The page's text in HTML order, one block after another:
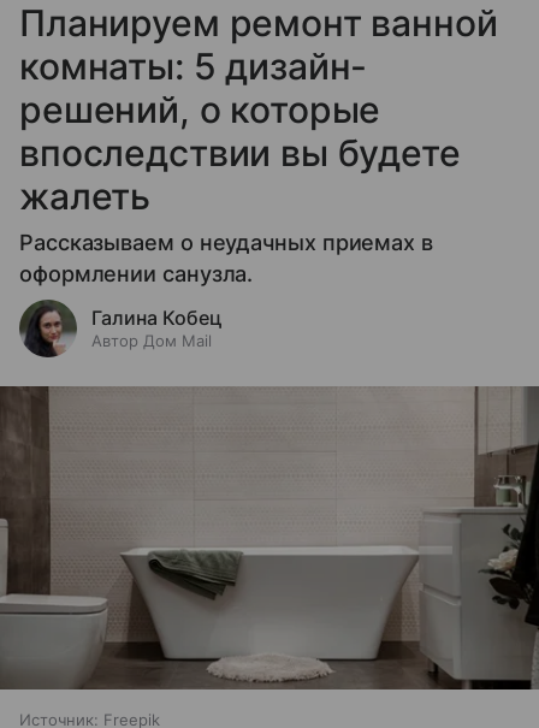
Планируем ремонт ванной
комнаты: 5 дизайн-
решений, о которые
впоследствии вы будете
жалеть
Рассказываем о неудачных приемах в
оформлении санузла.
Галина Кобец
Автор Дом Mail
Источник: Freepik